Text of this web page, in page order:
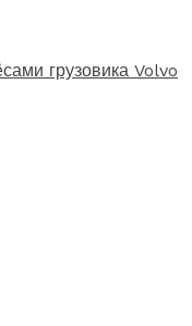
грузовика Volvo